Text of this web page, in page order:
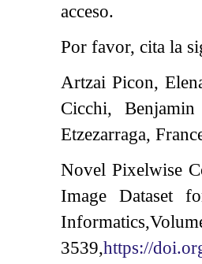
acceso.
Por favor, cita la
Artzai Picon,
Cicchi,
Etzezarraga,
Novel Pixelwise
Image Dataset
3539,https://